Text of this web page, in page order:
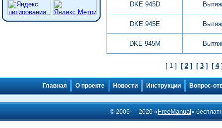
DKE 945D
DKE 945E
DKE 945M
[ 1 ] [ 2] [ 3] [ 4
Главная О проекте Новости Инструкции Вопрос-
© 2005 — 2020 « FreeManual»